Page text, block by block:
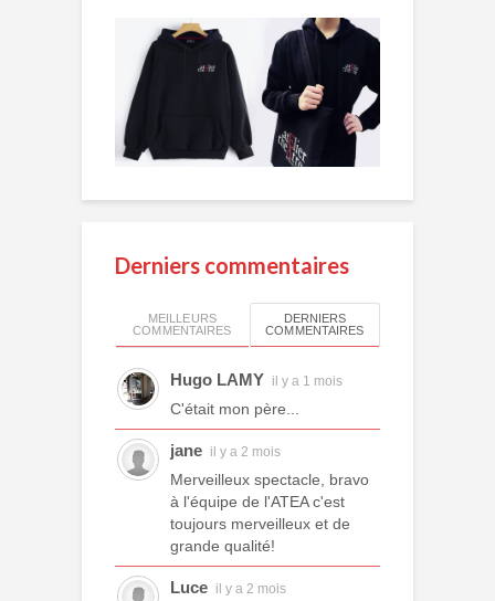
Derniers commentaires
MEILLEURS
COMMENTAIRES
DERNIERS
COMMENTAIRES
Hugo LAMY il y a 1 mois
C'était mon père...
jane il y a 2 mois
Merveilleux spectacle, bravo
à l'équipe de l'ATEA c'est
toujours merveilleux et de
grande qualité!
Luce il y a 2 mois